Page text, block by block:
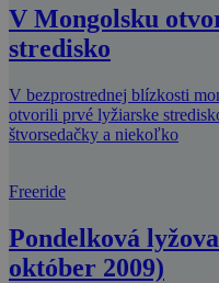
V Mongolsku
stredisko
V bezprostrednej blízkosti
otvorili prvé lyžiarske
štvorsedačky a niekoľko
Freeride
Pondelková
október 2009)